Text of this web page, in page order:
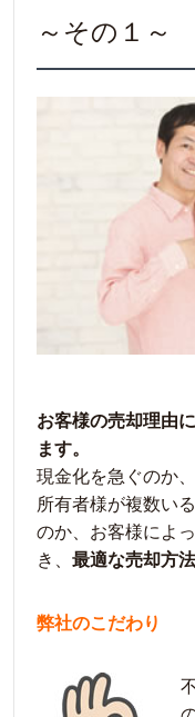
～その１～
お客様の売却理由
ます。
現金化を急ぐのか
所有者様が複数い
のか、お客様によ
き、 最適な売却方
弊社のこだわり